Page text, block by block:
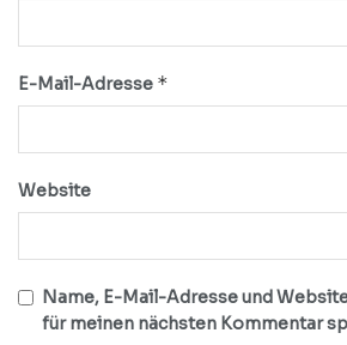
E-Mail-Adresse *
Website
Name, E-Mail-Adresse und
für meinen nächsten Kommentar